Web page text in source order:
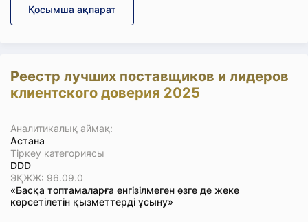
Қосымша ақпарат
Реестр лучших поставщиков и лидеров
клиентского доверия 2025
Аналитикалық аймақ:
Астана
Тіркеу категориясы
DDD
ЭҚЖЖ: 96.09.0
«Басқа топтамаларға енгізілмеген өзге де жеке
көрсетілетін қызметтерді ұсыну»